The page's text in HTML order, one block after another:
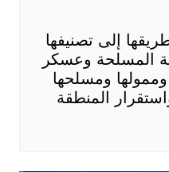
إلى تصنيفها
المسلحة وعسكر
وممولها ومسلحها
المنطقة